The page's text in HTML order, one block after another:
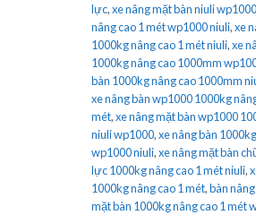
lực,xe nâng mặt bàn niuli wp1000
nâng cao 1 mét wp1000 niuli,xe
1000kg nâng cao 1 mét niuli,xe
1000kg nâng cao 1000mm
bàn 1000kg nâng cao 1000mm
xe nâng bàn wp1000 1000kg
mét,xe nâng mặt bàn wp1000
niuli wp1000,xe nâng bàn
wp1000 niuli,xe nâng mặt bàn
lực 1000kg nâng cao 1 mét niuli,
1000kg nâng cao 1 mét,bàn
mặt bàn 1000kg nâng cao 1 mét